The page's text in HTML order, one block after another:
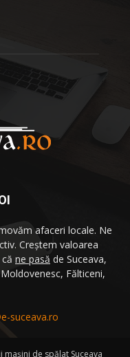
afaceri locale. Ne
Creştem valoarea
ne pasă de Suceava,
Fălticeni,
suceava.ro
maşini de spălat Suceava